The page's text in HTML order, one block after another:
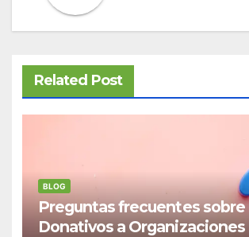
Related Post
BLOG
Preguntas frecuentes sobre
Donativos a Organizaciones